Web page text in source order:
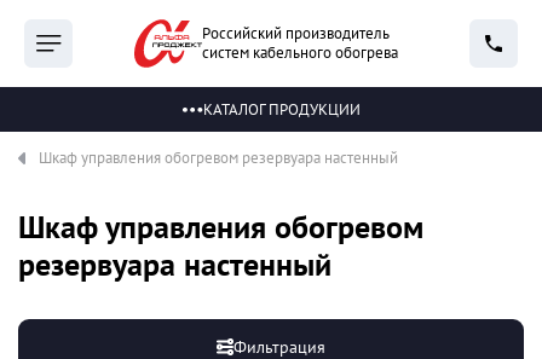
Российский производитель
систем кабельного обогрева
КАТАЛОГ ПРОДУКЦИИ
Шкаф управления обогревом резервуара настенный
Шкаф управления обогревом
резервуара настенный
Фильтрация